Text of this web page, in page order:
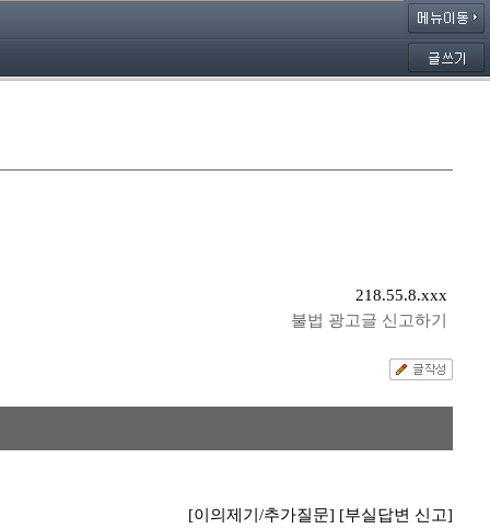
218.55.8.xxx
불법 광고글 신고하기
[이의제기/추가질문] [부실답변 신고]